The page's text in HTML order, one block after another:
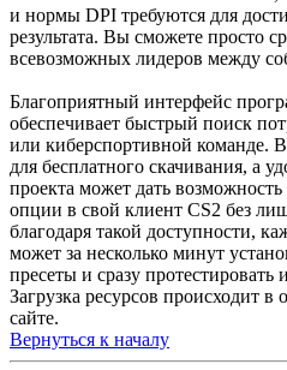
и нормы DPI требуются для
результата. Вы сможете просто
всевозможных лидеров между
Благоприятный интерфейс
обеспечивает быстрый поиск
или киберспортивной команде.
для бесплатного скачивания, а
проекта может дать
опции в свой клиент CS2 без
благодаря такой доступности,
может за несколько минут
пресеты и сразу протестировать
Загрузка ресурсов происходит в
сайте.
Вернуться к началу